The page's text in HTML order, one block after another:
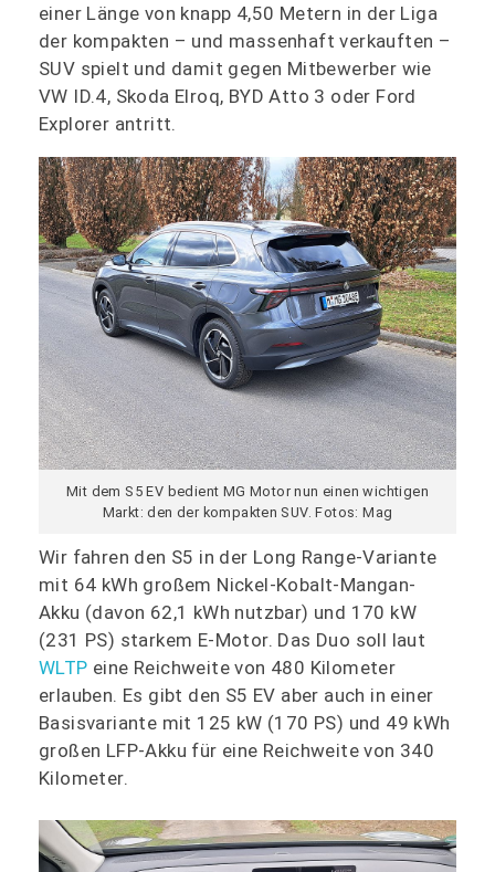
einer Länge von knapp 4,50 Metern in der Liga
der kompakten – und massenhaft verkauften –
SUV spielt und damit gegen Mitbewerber wie
VW ID.4, Skoda Elroq, BYD Atto 3 oder Ford
Explorer antritt.
Mit dem S5 EV bedient MG Motor nun einen wichtigen
Markt: den der kompakten SUV. Fotos: Mag
Wir fahren den S5 in der Long Range-Variante
mit 64 kWh großem Nickel-Kobalt-Mangan-
Akku (davon 62,1 kWh nutzbar) und 170 kW
(231 PS) starkem E-Motor. Das Duo soll laut
WLTP eine Reichweite von 480 Kilometer
erlauben. Es gibt den S5 EV aber auch in einer
Basisvariante mit 125 kW (170 PS) und 49 kWh
großen LFP-Akku für eine Reichweite von 340
Kilometer.